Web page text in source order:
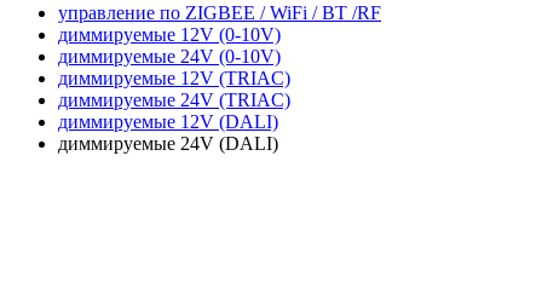
управление по ZIGBEE / WiFi / BT /RF
диммируемые 12V (0-10V)
диммируемые 24V (0-10V)
диммируемые 12V (TRIAC)
диммируемые 24V (TRIAC)
диммируемые 12V (DALI)
диммируемые 24V (DALI)